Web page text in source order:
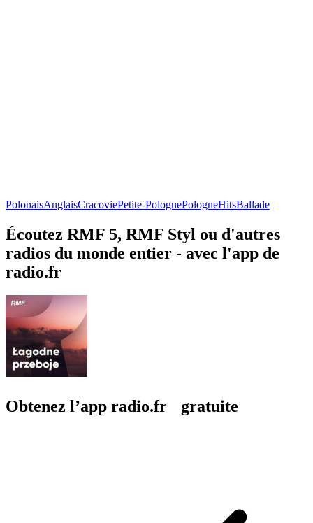
PolonaisAnglaisCracoviePetite-PolognePologneHitsBallade
Écoutez RMF 5, RMF Styl ou d'autres
radios du monde entier - avec l'app de
radio.fr
Obtenez l’app radio.fr gratuite